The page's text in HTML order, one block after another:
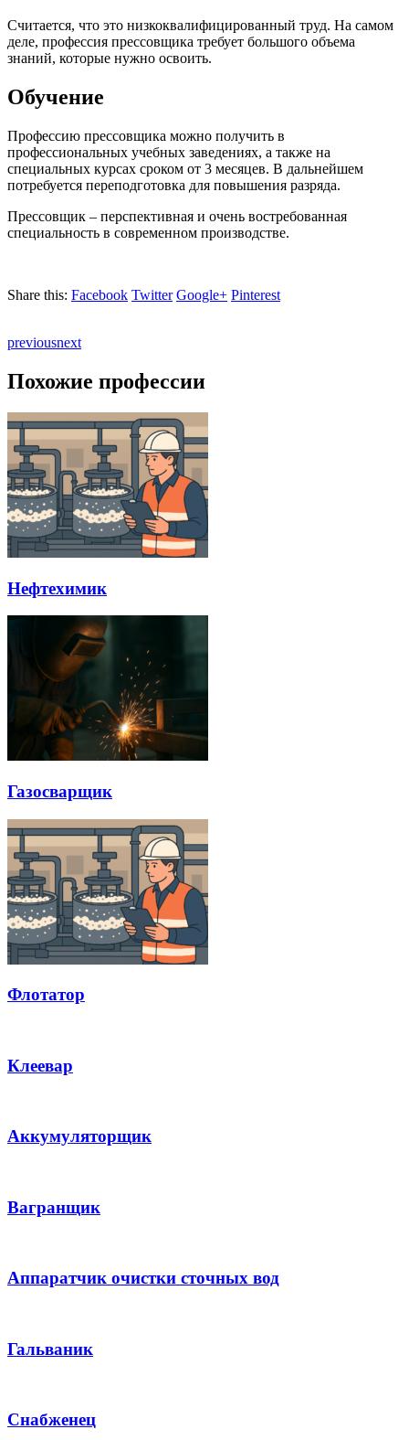
Считается, что это низкоквалифицированный труд. На самом
деле, профессия прессовщика требует большого объема
знаний, которые нужно освоить.
Обучение
Профессию прессовщика можно получить в
профессиональных учебных заведениях, а также на
специальных курсах сроком от 3 месяцев. В дальнейшем
потребуется переподготовка для повышения разряда.
Прессовщик – перспективная и очень востребованная
специальность в современном производстве.
Share this: Facebook Twitter Google+ Pinterest
previousnext
Похожие профессии
Нефтехимик
Газосварщик
Флотатор
Клеевар
Аккумуляторщик
Вагранщик
Аппаратчик очистки сточных вод
Гальваник
Снабженец